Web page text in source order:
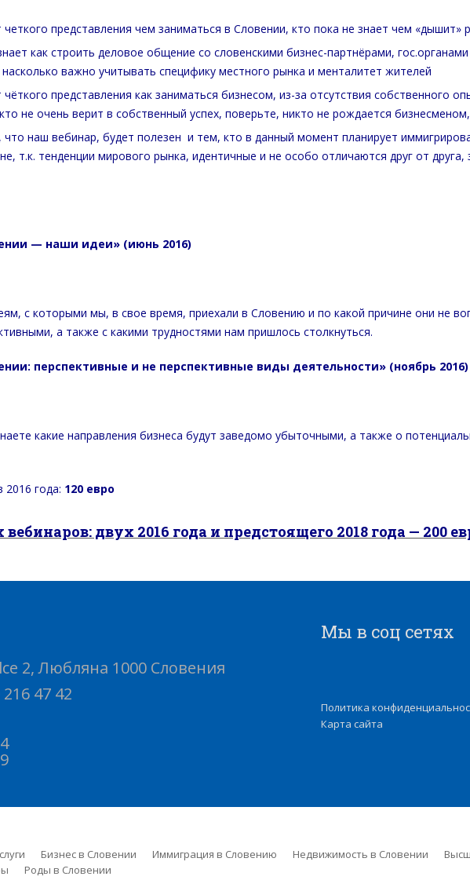
четкого представления чем заниматься в Словении, кто пока не знает чем «дышит»
как строить деловое общение со словенскими бизнес-партнёрами,
важно учитывать специфику местного рынка и менталитет жителей
представления как заниматься бизнесом, из-за отсутствия собственного
не очень верит в собственный успех, поверьте, никто не рождается
что наш вебинар, будет полезен и тем, кто в данный момент планирует
т.к. тенденции мирового рынка, идентичные и не особо отличаются друг от
— наши идеи» (июнь 2016)
с которыми мы, в свое время, приехали в Словению и по какой причине они не
а также с какими трудностями нам пришлось столкнуться.
перспективные и не перспективные виды деятельности» (ноябрь 2016)
какие направления бизнеса будут заведомо убыточными, а также о
2016 года: 120 евро
двух 2016 года и предстоящего 2018 года — 200
2, Любляна 1000 Словения
47 42
Мы в соц сетях
Политика
Карта сайта
Бизнес в Словении Иммиграция в Словению Недвижимость в Словении
Роды в Словении